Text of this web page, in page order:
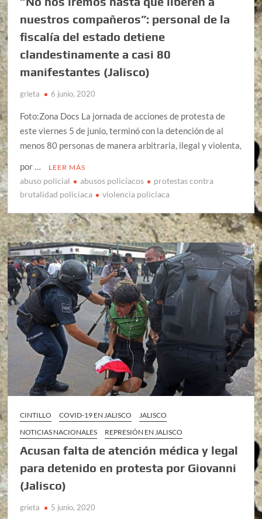
nuestros compañeros”: personal de la
fiscalía del estado detiene
clandestinamente a casi 80
manifestantes (Jalisco)
grieta 6 junio, 2020
Foto:Zona Docs La jornada de acciones de protesta de
este viernes 5 de junio, terminó con la detención de al
menos 80 personas de manera arbitraria, ilegal y violenta,
por …
LEER MÁS
abuso policial abusos policíacos
protestas contra
brutalidad policiaca
violencia policiaca
CINTILLO COVID-19 EN JALISCO
JALISCO
NOTICIAS NACIONALES
REPRESIÓN EN JALISCO
Acusan falta de atención médica y legal
para detenido en protesta por Giovanni
(Jalisco)
grieta 5 junio, 2020